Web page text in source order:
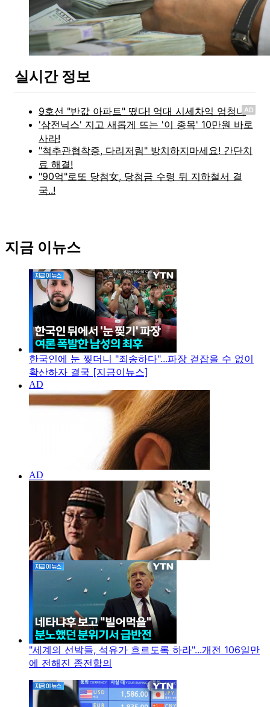
실시간 정보
AD
지금 이뉴스
한국인에 눈 찢더니 "죄송하다"...파장 걷잡을 수 없이
확산하자 결국 [지금이뉴스]
"세계의 선박들, 석유가 흐르도록 하라"...개전 106일만
에 전해진 종전합의